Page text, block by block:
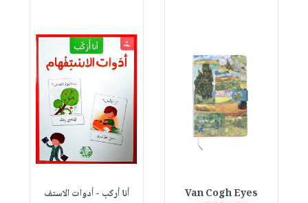
Van Cogh Eyes
أنا أركب - أدوات الاستف